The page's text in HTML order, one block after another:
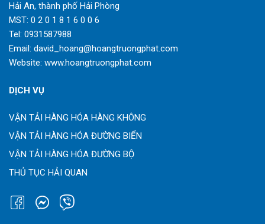
Hải An, thành phố Hải Phòng
MST: 0 2 0 1 8 1 6 0 0 6
Tel: 0931587988
Email: david_hoang@hoangtruongphat.com
Website: www.hoangtruongphat.com
DỊCH VỤ
VẬN TẢI HÀNG HÓA HÀNG KHÔNG
VẬN TẢI HÀNG HÓA ĐƯỜNG BIỂN
VẬN TẢI HÀNG HÓA ĐƯỜNG BỘ
THỦ TỤC HẢI QUAN